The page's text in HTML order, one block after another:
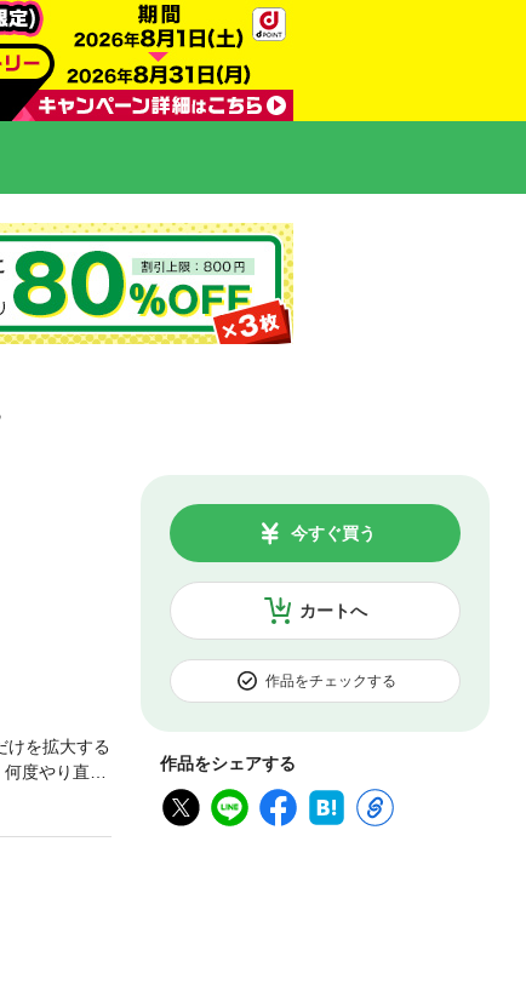
カートへ
今すぐ買う
作品をチェックする
作品をシェアする
けを拡大する
度やり直し
とのある
で解決→す
っくりで
は固定レイ